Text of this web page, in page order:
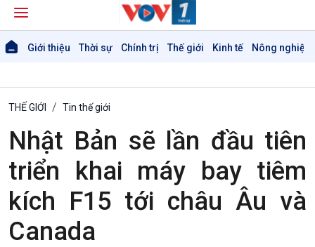
Giới thiệu Thời sự Chính trị Thế giới Kinh tế Nông nghiệp
THẾ GIỚI Tin thế giới
Nhật Bản sẽ lần đầu tiên
triển khai máy bay tiêm
kích F15 tới châu Âu và
Canada